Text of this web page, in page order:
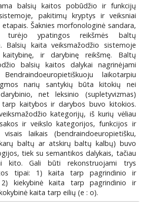
balsių kaitos pobūdžio ir funkcijų
pakitimų kryptys ir veiksniai
Šaknies morfonologinė sandara,
ypatingos reikšmės baltų
Balsių kaita veiksmažodžio sistemoje
ir darybinę reikšmę. Baltų
balsių kaitos dalykai nagrinėjami
laikotarpiu
narių santykių būta kitokių nei
net leksinio (supletyvizmas)
kaitybos ir darybos buvo kitokios.
kategorijų, iš kurių vėliau
ir veikslo kategorijos, funkcijos ir
laikais (bendraindoeuropietišku,
baltų ar atskirų baltų kalbų) buvo
tiek su semantikos dalykais, tačiau
kito. Gali būti rekonstruojami trys
tipai: 1) kaita tarp pagrindinio ir
2) kiekybinė kaita tarp pagrindinio ir
kaita tarp eilių (e : o).